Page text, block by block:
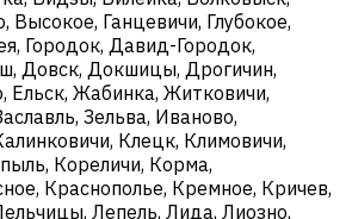
Высокое, Ганцевичи, Глубокое,
Городок, Давид-Городок,
Довск, Докшицы, Дрогичин,
Ельск, Жабинка, Житковичи,
Зельва, Иваново,
Клецк, Климовичи,
Кореличи, Корма,
Краснополье, Кремное, Кричев,
Лепель, Лида, Лиозно,